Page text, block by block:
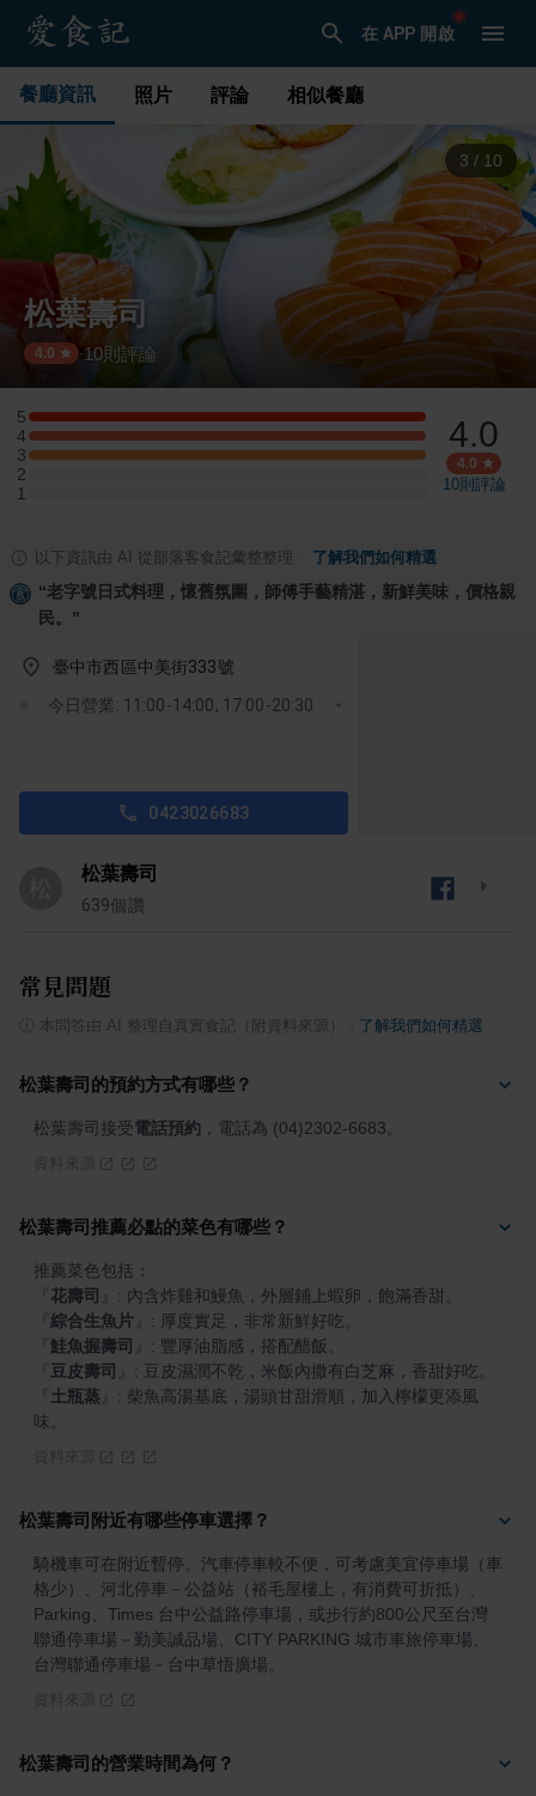
在 APP 開啟
餐廳資訊 照片 評論 相似餐廳
3 / 10
松葉壽司
4.0 ·10則評論
5
5 星：1 則評論
4
4 星：1 則評論
3
3 星：1 則評論
2
2 星：0 則評論
1
1 星：0 則評論
4.0
4.0
10則評論
以下資訊由 AI 從部落客食記彙整整理 了解我們如何精選
“老字號日式料理，懷舊氛圍，師傅手藝精湛，新鮮美味，價格親
民。 ”
臺中市西區中美街333號
今日營業: 11:00-14:00, 17:00-20:30
0423026683
松葉壽司
639個讚
常見問題
本問答由 AI 整理自真實食記（附資料來源） 了解我們如何精選
松葉壽司的預約方式有哪些？
松葉壽司接受電話預約 ，電話為 (04)2302-6683。
松葉壽司推薦必點的菜色有哪些？
花壽司
綜合生魚片
鮭魚握壽司
豆皮壽司
土瓶蒸
: 柴魚高湯基底，湯頭甘甜滑順，加入檸檬更添風
味。
松葉壽司附近有哪些停車選擇？
騎機車可在附近暫停。汽車停車較不便，可考慮美宜停車場（車
格少）、河北停車－公益站（裕毛屋樓上，有消費可折抵）、
Parking、Times 台中公益路停車場，或步行約800公尺至台灣
聯通停車場－勤美誠品場、CITY PARKING 城市車旅停車場、
台灣聯通停車場－台中草悟廣場。
松葉壽司的營業時間為何？